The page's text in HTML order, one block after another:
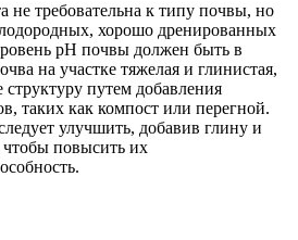
не требовательна к типу почвы, но
хорошо дренированных
pH почвы должен быть в
на участке тяжелая и глинистая,
путем добавления
таких как компост или перегной.
улучшить, добавив глину и
чтобы повысить их